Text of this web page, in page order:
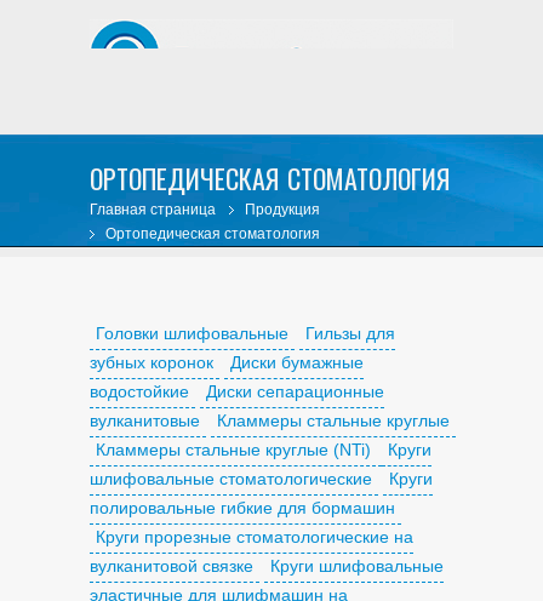
ОРТОПЕДИЧЕСКАЯ СТОМАТОЛОГИЯ
Главная страница
Продукция
Ортопедическая стоматология
Головки шлифовальные
Гильзы для
зубных коронок
Диски бумажные
водостойкие
Диски сепарационные
вулканитовые
Кламмеры стальные круглые
Кламмеры стальные круглые (NTi)
Круги
шлифовальные стоматологические
Круги
полировальные гибкие для бормашин
Круги прорезные стоматологические на
вулканитовой связке
Круги шлифовальные
эластичные для шлифмашин на